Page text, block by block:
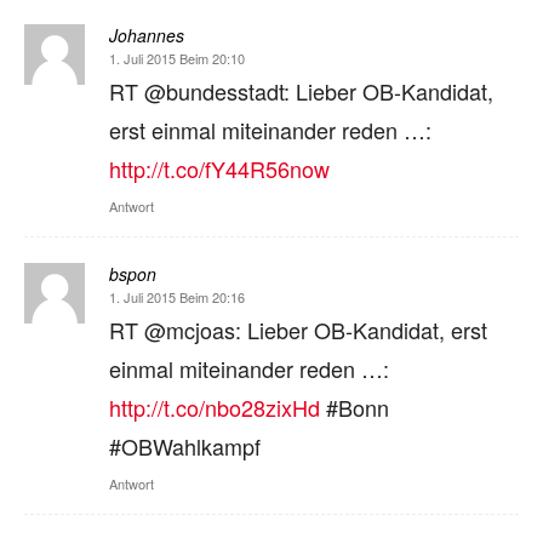
Johannes
1. Juli 2015 Beim 20:10
RT @bundesstadt: Lieber OB-Kandidat,
erst einmal miteinander reden …:
http://t.co/fY44R56now
Antwort
bspon
1. Juli 2015 Beim 20:16
RT @mcjoas: Lieber OB-Kandidat, erst
einmal miteinander reden …:
http://t.co/nbo28zixHd #Bonn
#OBWahlkampf
Antwort